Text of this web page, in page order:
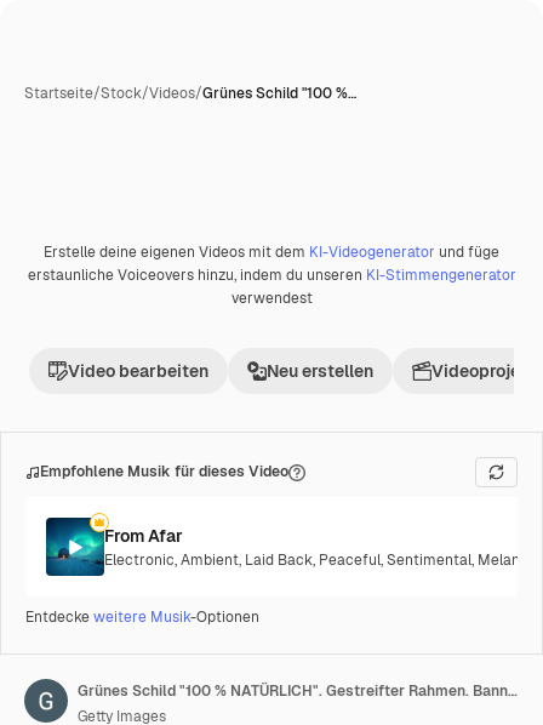
Startseite/Stock/Videos/Grünes Schild "100 %…
Premium
Erstelle deine eigenen Videos mit dem KI-Videogenerator und füge
erstaunliche Voiceovers hinzu, indem du unseren KI-Stimmengenerator
verwendest
Video bearbeiten Neu erstellen Videoprojekt
Empfohlene Musik für dieses Video
From Afar
Electronic,Ambient, Laid Back, Peaceful,Sentimental,
Entdeckeweitere Musik-Optionen
Grünes Schild "100 % NATÜRLICH". Gestreifter Rahmen. Banner isoliert auf weißem Hintergrund. Motion Graphic
Getty Images